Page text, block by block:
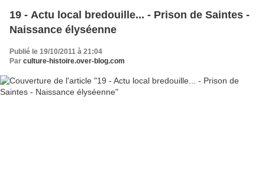
19 - Actu local bredouille... - Prison de Saintes -
Naissance élyséenne
Publié le 19/10/2011 à 21:04
Par culture-histoire.over-blog.com